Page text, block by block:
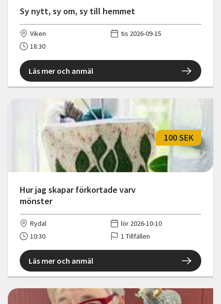
Sy nytt, sy om, sy till hemmet
Viken
tis 2026-09-15
18:30
Läs mer och anmäl
Hur jag skapar förkortade varv
mönster
100 SEK
Rydal
lör 2026-10-10
10:30
1 Tillfällen
Läs mer och anmäl